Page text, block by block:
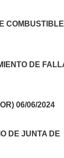
DE
06/06/2024
DE JUNTA DE